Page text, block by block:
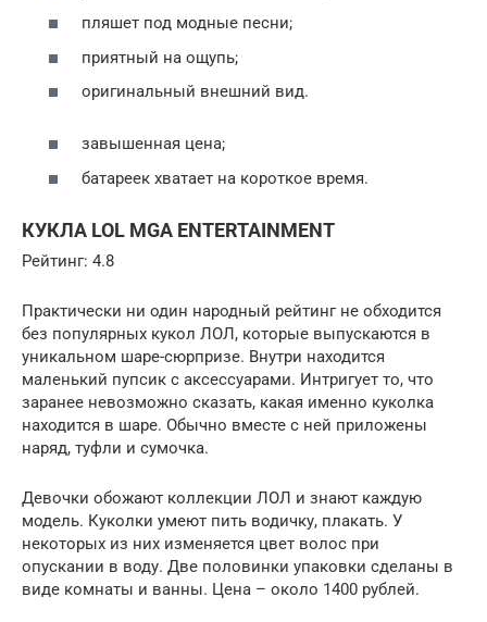
пляшет под модные песни;
приятный на ощупь;
оригинальный внешний вид.
завышенная цена;
батареек хватает на короткое время.
КУКЛА LOL MGA ENTERTAINMENT
Рейтинг: 4.8
Практически ни один народный рейтинг не обходится
без популярных кукол ЛОЛ, которые выпускаются в
уникальном шаре-сюрпризе. Внутри находится
маленький пупсик с аксессуарами. Интригует то, что
заранее невозможно сказать, какая именно куколка
находится в шаре. Обычно вместе с ней приложены
наряд, туфли и сумочка.
Девочки обожают коллекции ЛОЛ и знают каждую
модель. Куколки умеют пить водичку, плакать. У
некоторых из них изменяется цвет волос при
опускании в воду. Две половинки упаковки сделаны в
виде комнаты и ванны. Цена – около 1400 рублей.